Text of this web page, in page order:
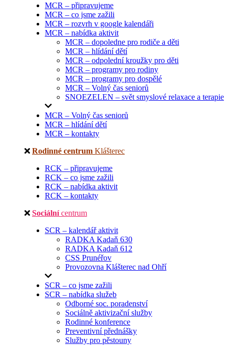
MCR – připravujeme
MCR – co jsme zažili
MCR – rozvrh v google kalendáři
MCR – nabídka aktivit
MCR – dopoledne pro rodiče a děti
MCR – hlídání dětí
MCR – odpolední kroužky pro děti
MCR – programy pro rodiny
MCR – programy pro dospělé
MCR – Volný čas seniorů
SNOEZELEN – svět smyslové relaxace a terapie
MCR – Volný čas seniorů
MCR – hlídání dětí
MCR – kontakty
Rodinné centrum Klášterec
RCK – připravujeme
RCK – co jsme zažili
RCK – nabídka aktivit
RCK – kontakty
Sociální centrum
SCR – kalendář aktivit
RADKA Kadaň 630
RADKA Kadaň 612
CSS Prunéřov
Provozovna Klášterec nad Ohří
SCR – co jsme zažili
SCR – nabídka služeb
Odborné soc. poradenství
Sociálně aktivizační služby
Rodinné konference
Preventivní přednášky
Služby pro pěstouny